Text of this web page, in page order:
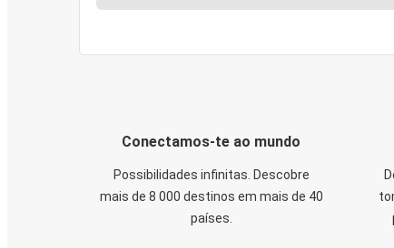
Conectamos-te ao mundo
Possibilidades infinitas. Descobre
mais de 8 000 destinos em mais de 40
países.